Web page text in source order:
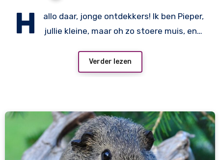
H
allo daar, jonge ontdekkers! Ik ben Pieper,
jullie kleine, maar oh zo stoere muis, en…
Verder lezen